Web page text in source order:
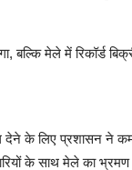
मेले में रिकॉर्ड
देने के लिए प्रशासन ने
के साथ मेले का